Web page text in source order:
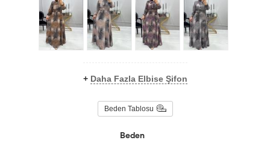
+ Daha Fazla Elbise Şifon
Beden Tablosu
Beden